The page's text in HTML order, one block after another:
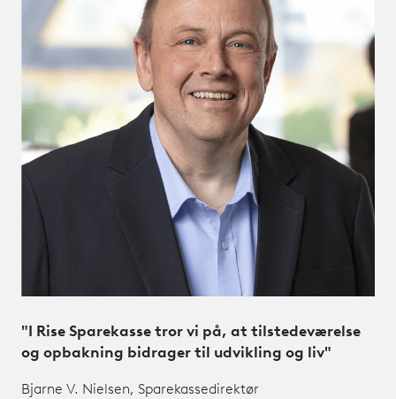
"I Rise Sparekasse tror vi på, at tilstedeværelse
og opbakning bidrager til udvikling og liv"
Bjarne V. Nielsen, Sparekassedirektør